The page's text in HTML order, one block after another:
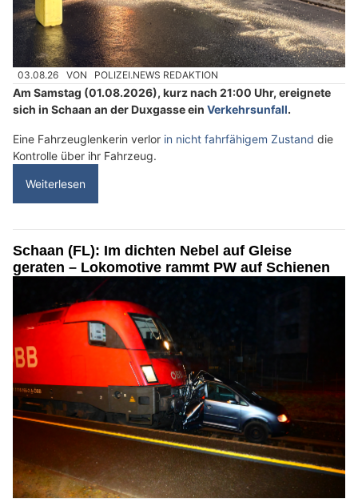
03.08.26 VON POLIZEI.NEWS REDAKTION
Am Samstag (01.08.2026), kurz nach 21:00 Uhr, ereignete
sich in Schaan an der Duxgasse ein Verkehrsunfall.
Eine Fahrzeuglenkerin verlor in nicht fahrfähigem Zustand die
Kontrolle über ihr Fahrzeug.
Weiterlesen
Schaan (FL): Im dichten Nebel auf Gleise
geraten – Lokomotive rammt PW auf Schienen